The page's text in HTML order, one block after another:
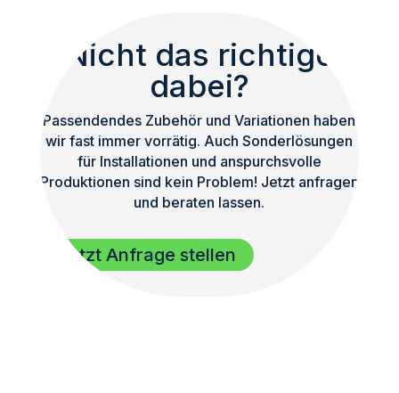
Nicht das richtige
dabei?
Passendendes Zubehör und Variationen haben
wir fast immer vorrätig. Auch Sonderlösungen
für Installationen und anspurchsvolle
Produktionen sind kein Problem! Jetzt anfragen
und beraten lassen.
Jetzt Anfrage stellen